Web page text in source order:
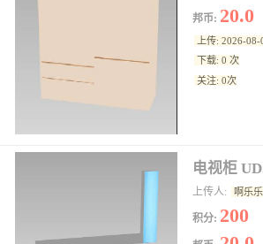
邦币: 20.0
上传: 2026-08-
下载: 0 次
关注: 0次
电视柜
上传人: 啊乐乐
积分: 200